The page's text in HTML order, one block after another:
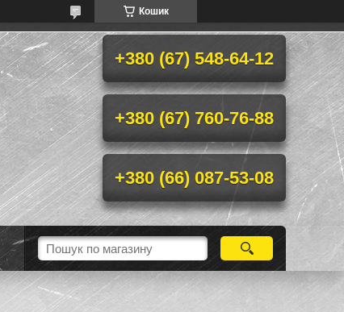
Кошик
+380 (67) 548-64-12
+380 (67) 760-76-88
+380 (66) 087-53-08